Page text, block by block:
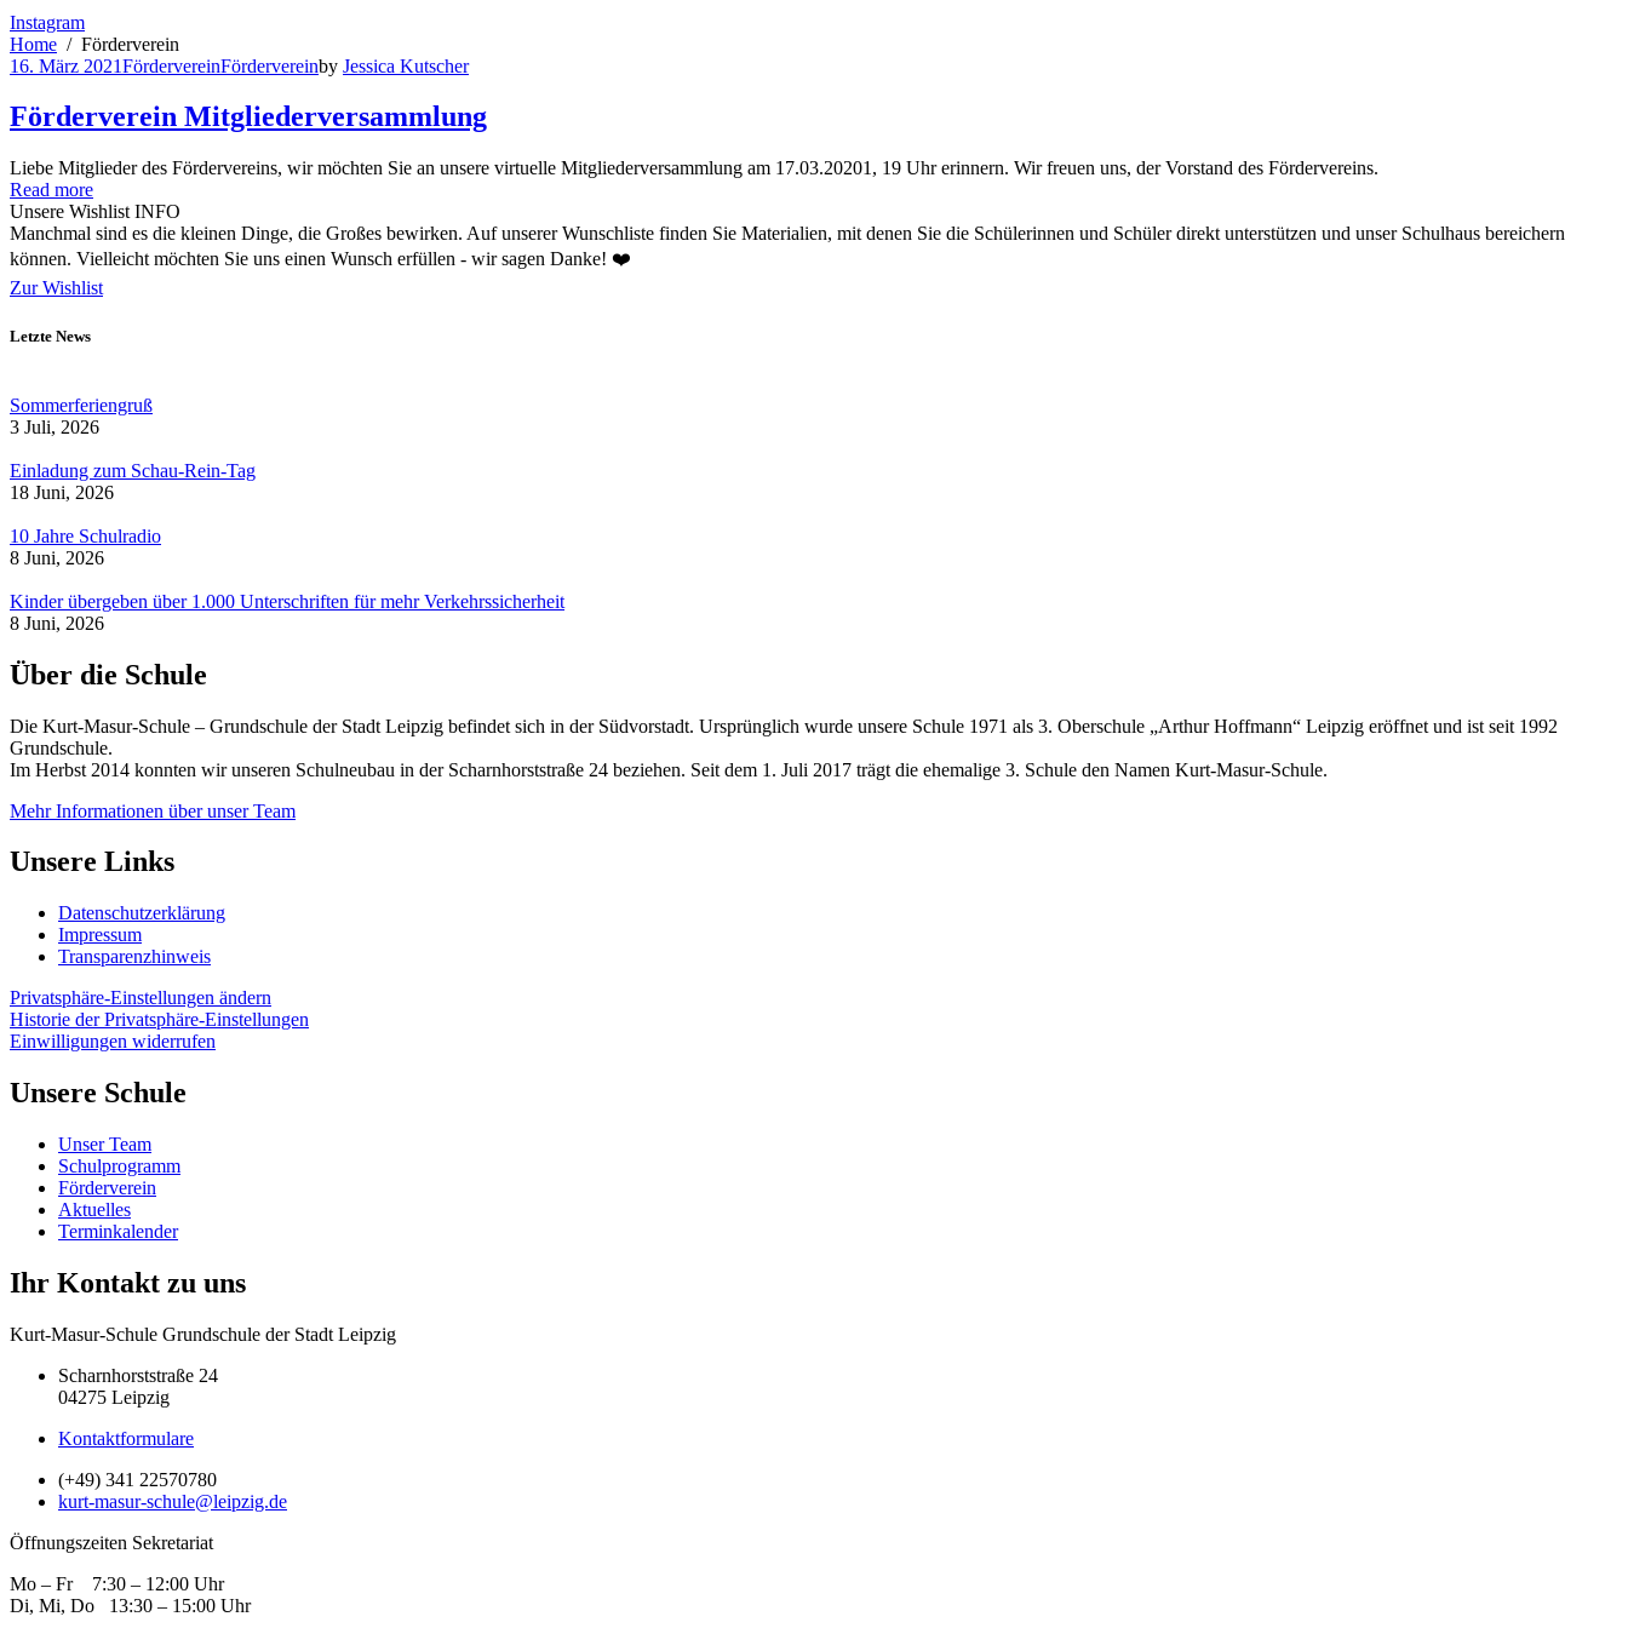
Instagram
Home
Förderverein
16. März 2021FördervereinFördervereinby Jessica Kutscher
Förderverein Mitgliederversammlung
Liebe Mitglieder des Fördervereins, wir möchten Sie an unsere virtuelle Mitgliederversammlung am 17.03.20201, 19 Uhr erinnern. Wir freuen uns, der Vorstand des Fördervereins.
Read more
Unsere Wishlist INFO
Manchmal sind es die kleinen Dinge, die Großes bewirken. Auf unserer Wunschliste finden Sie Materialien, mit denen Sie die Schülerinnen und Schüler direkt unterstützen und unser Schulhaus bereichern
können. Vielleicht möchten Sie uns einen Wunsch erfüllen - wir sagen Danke! ❤️
Zur Wishlist
Letzte News
Sommerferiengruß
3 Juli, 2026
Einladung zum Schau-Rein-Tag
18 Juni, 2026
10 Jahre Schulradio
8 Juni, 2026
Kinder übergeben über 1.000 Unterschriften für mehr Verkehrssicherheit
8 Juni, 2026
Über die Schule
Die Kurt-Masur-Schule – Grundschule der Stadt Leipzig befindet sich in der Südvorstadt. Ursprünglich wurde unsere Schule 1971 als 3. Oberschule „Arthur Hoffmann“ Leipzig eröffnet und ist seit 1992
Grundschule.
Im Herbst 2014 konnten wir unseren Schulneubau in der Scharnhorststraße 24 beziehen. Seit dem 1. Juli 2017 trägt die ehemalige 3. Schule den Namen Kurt-Masur-Schule.
Mehr Informationen über unser Team
Unsere Links
Datenschutzerklärung
Impressum
Transparenzhinweis
Privatsphäre-Einstellungen ändern
Historie der Privatsphäre-Einstellungen
Einwilligungen widerrufen
Unsere Schule
Unser Team
Schulprogramm
Förderverein
Aktuelles
Terminkalender
Ihr Kontakt zu uns
Kurt-Masur-Schule Grundschule der Stadt Leipzig
Scharnhorststraße 24
04275 Leipzig
Kontaktformulare
(+49) 341 22570780
kurt-masur-schule@leipzig.de
Öffnungszeiten Sekretariat
Mo – Fr 7:30 – 12:00 Uhr
Di, Mi, Do 13:30 – 15:00 Uhr